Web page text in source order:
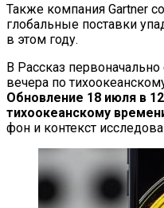
Также компания Gartner
глобальные поставки
в этом году.
В Рассказ
вечера по
Обновление 18 июля в
тихоокеанскому
фон и контекст